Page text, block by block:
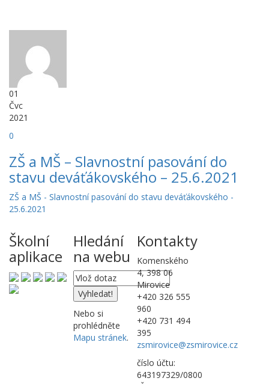
01
Čvc
2021
0
ZŠ a MŠ – Slavnostní pasování do
stavu deváťákovského – 25.6.2021
ZŠ a MŠ - Slavnostní pasování do stavu deváťákovského -
25.6.2021
Školní
aplikace
Hledání
na webu
Nebo si
prohlédněte
Mapu stránek.
Kontakty
Komenského
4, 398 06
Mirovice
+420 326 555
960
+420 731 494
395
zsmirovice@zsmirovice.cz
číslo účtu:
643197329/0800